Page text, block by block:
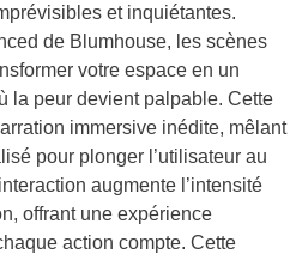
et inquiétantes.
de Blumhouse, les scènes
votre espace en un
la peur devient palpable. Cette
immersive inédite, mêlant
pour plonger l’utilisateur au
augmente l’intensité
offrant une expérience
action compte. Cette